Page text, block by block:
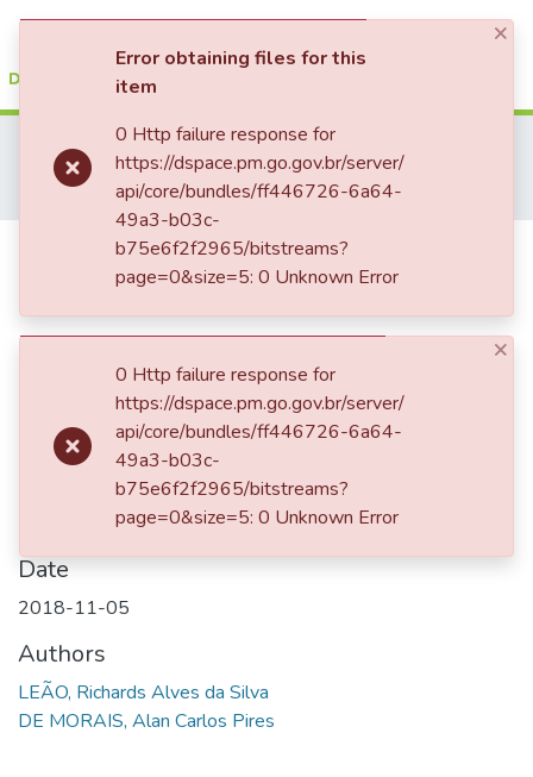
Communities & Collections
All of DSpace
TRABALHOS DE CONCLUSÃO DE CURSO - CFP (CURSO DE FORMAÇÃO DE PRAÇAS)
CURSO DE FORMAÇÃO DE PRAÇAS - CFP - 2018
POLICIAIS MILITARES E O SERVIÇO DE INTELIGÊNCIA
POLICIAIS MILITARES E O
SERVIÇO DE INTELIGÊNCIA
Date
2018-11-05
Authors
LEÃO, Richards Alves da Silva
DE MORAIS, Alan Carlos Pires
×
Error obtaining files for this
item
0 Http failure response for
https://dspace.pm.go.gov.br/server/
api/core/bundles/ff446726-6a64-
49a3-b03c-
b75e6f2f2965/bitstreams?
page=0&size=5: 0 Unknown Error
×
0 Http failure response for
https://dspace.pm.go.gov.br/server/
api/core/bundles/ff446726-6a64-
49a3-b03c-
b75e6f2f2965/bitstreams?
page=0&size=5: 0 Unknown Error